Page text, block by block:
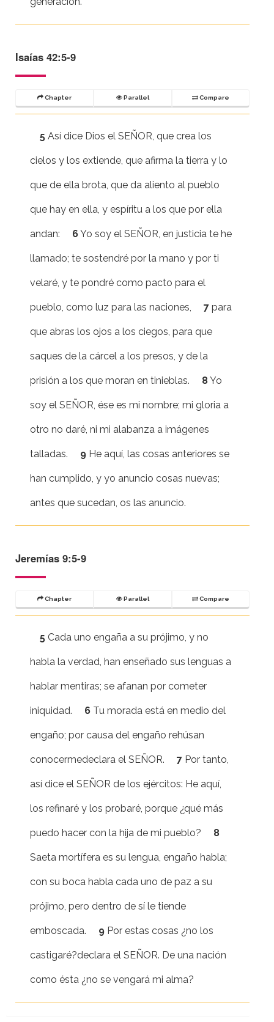
Isaías 42:5-9
Chapter Parallel Compare
5 Así dice Dios el SEÑOR, que crea los
cielos y los extiende, que afirma la tierra y lo
que de ella brota, que da aliento al pueblo
que hay en ella, y espíritu a los que por ella
andan: 6Yo soy el SEÑOR, en justicia te he
llamado; te sostendré por la mano y por ti
velaré, y te pondré como pacto para el
pueblo, como luz para las naciones, 7 para
que abras los ojos a los ciegos, para que
saques de la cárcel a los presos, y de la
prisión a los que moran en tinieblas. 8Yo
soy el SEÑOR, ése es mi nombre; mi gloria a
otro no daré, ni mi alabanza a imágenes
talladas. 9 He aquí, las cosas anteriores se
han cumplido, y yo anuncio cosas nuevas;
antes que sucedan, os las anuncio.
Jeremías 9:5-9
Chapter Parallel Compare
5 Cada uno engaña a su prójimo, y no
habla la verdad, han enseñado sus lenguas a
hablar mentiras; se afanan por cometer
iniquidad. 6 Tu morada está en medio del
engaño; por causa del engaño rehúsan
conocermedeclara el SEÑOR. 7 Por tanto,
así dice el SEÑOR de los ejércitos: He aquí,
los refinaré y los probaré, porque ¿qué más
puedo hacer con la hija de mi pueblo? 8
Saeta mortífera es su lengua, engaño habla;
con su boca habla cada uno de paz a su
prójimo, pero dentro de sí le tiende
emboscada. 9 Por estas cosas ¿no los
castigaré?declara el SEÑOR. De una nación
como ésta ¿no se vengará mi alma?